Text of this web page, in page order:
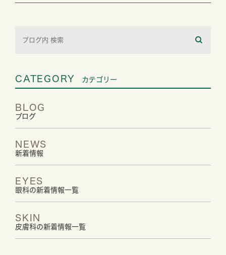
CATEGORY カテゴリー
BLOG
ブログ
NEWS
新着情報
EYES
眼科の新着情報一覧
SKIN
皮膚科の新着情報一覧